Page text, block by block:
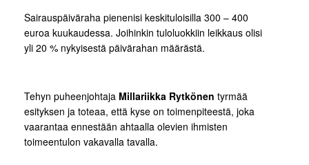
Sairauspäiväraha pienenisi keskituloisilla 300 – 400
euroa kuukaudessa. Joihinkin tuloluokkiin leikkaus olisi
yli 20 % nykyisestä päivärahan määrästä.
Tehyn puheenjohtaja Millariikka Rytkönen tyrmää
esityksen ja toteaa, että kyse on toimenpiteestä, joka
vaarantaa ennestään ahtaalla olevien ihmisten
toimeentulon vakavalla tavalla.